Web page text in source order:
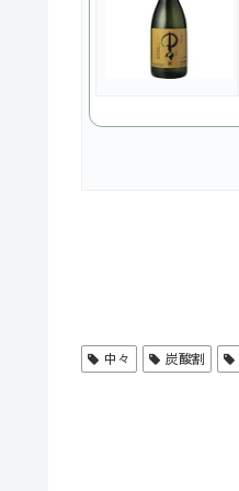
中々 炭酸割